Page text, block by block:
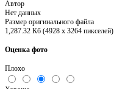
Автор
Нет данных
Размер оригинального файла
1,287.32 Кб (4928 x 3264 пикселей)
Оценка фото
Плохо